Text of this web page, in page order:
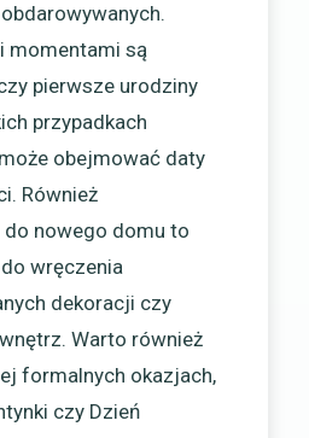
momentami są
pierwsze urodziny
przypadkach
obejmować daty
Również
nowego domu to
wręczenia
dekoracji czy
Warto również
formalnych okazjach,
czy Dzień